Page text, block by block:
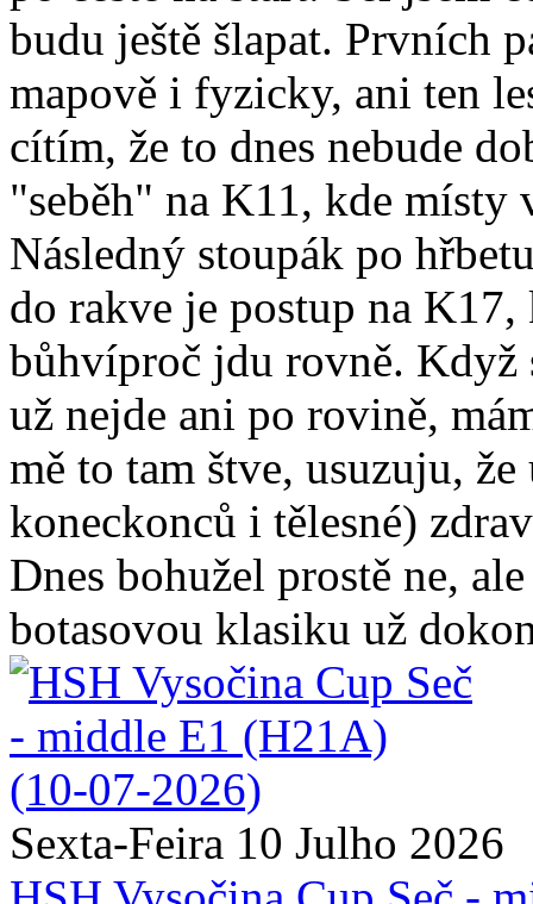
budu ještě šlapat. Prvních
mapově i fyzicky, ani ten
cítím, že to dnes nebude
"seběh" na K11, kde místy
Následný stoupák po
do rakve je postup na K17,
bůhvíproč jdu rovně. Když
už nejde ani po rovině,
mě to tam štve, usuzuju,
koneckonců i tělesné)
Dnes bohužel prostě ne,
botasovou klasiku už
Sexta-Feira 10 Julho 2026